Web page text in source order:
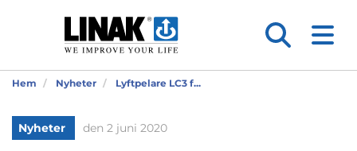
Hem Nyheter Lyftpelare LC3 f...
Nyheter den 2 juni 2020